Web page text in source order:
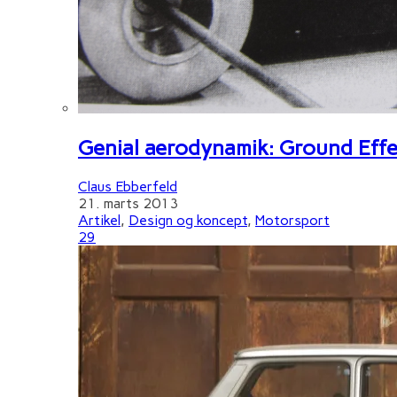
Genial aerodynamik: Ground
Claus Ebberfeld
21. marts 2013
Artikel, Design og koncept, Motorsport
29